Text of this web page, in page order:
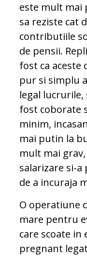
este mult mai
sa reziste cat
contributiile
de pensii.
fost ca
pur si simplu
legal
fost coborate
minim,
mai putin la
mult mai
salarizare si-
de a incuraja
O operatiune
mare pentru
care scoate in
pregnant